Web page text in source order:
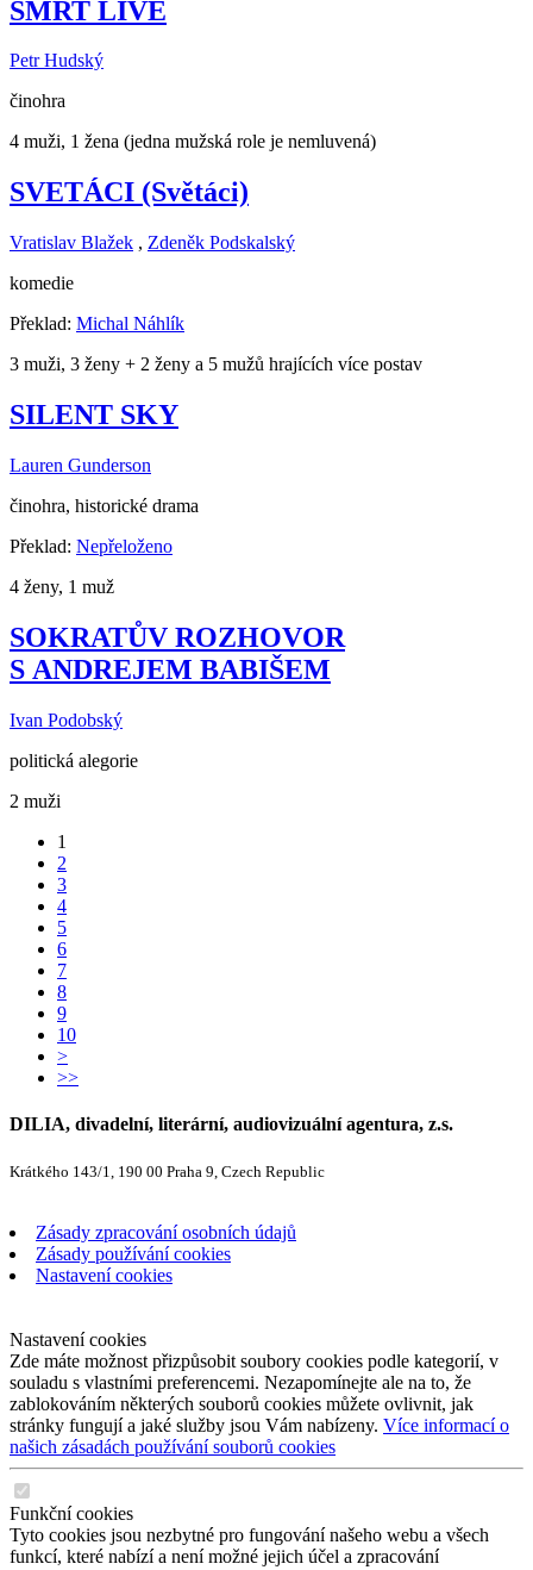
SMRT LIVE
Petr Hudský
činohra
4 muži, 1 žena (jedna mužská role je nemluvená)
SVETÁCI (Světáci)
Vratislav Blažek , Zdeněk Podskalský
komedie
Překlad: Michal Náhlík
3 muži, 3 ženy + 2 ženy a 5 mužů hrajících více postav
SILENT SKY
Lauren Gunderson
činohra, historické drama
Překlad: Nepřeloženo
4 ženy, 1 muž
SOKRATŮV ROZHOVOR
S ANDREJEM BABIŠEM
Ivan Podobský
politická alegorie
2 muži
1
2
3
4
5
6
7
8
9
10
>
>>
DILIA, divadelní, literární, audiovizuální agentura, z.s.
Krátkého 143/1, 190 00 Praha 9, Czech Republic
Zásady zpracování osobních údajů
Zásady používání cookies
Nastavení cookies
Nastavení cookies
Zde máte možnost přizpůsobit soubory cookies podle kategorií, v
souladu s vlastními preferencemi. Nezapomínejte ale na to, že
zablokováním některých souborů cookies můžete ovlivnit, jak
stránky fungují a jaké služby jsou Vám nabízeny. Více informací o
našich zásadách používání souborů cookies
Funkční cookies
Tyto cookies jsou nezbytné pro fungování našeho webu a všech
funkcí, které nabízí a není možné jejich účel a zpracování